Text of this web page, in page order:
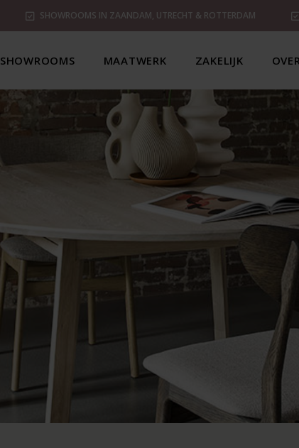
SHOWROOMS IN ZAANDAM, UTRECHT & ROTTERDAM
SHOWROOMS MAATWERK ZAKELIJK